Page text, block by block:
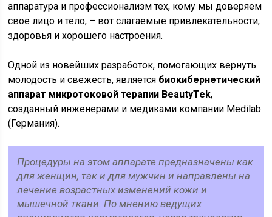
аппаратура и профессионализм тех, кому мы доверяем
свое лицо и тело, – вот слагаемые привлекательности,
здоровья и хорошего настроения.
Одной из новейших разработок, помогающих вернуть
молодость и свежесть, является биокибернетический
аппарат микротоковой терапии BeautyTek,
созданный инженерами и медиками компании Medilab
(Германия).
Процедуры на этом аппарате предназначены как
для женщин, так и для мужчин и направлены на
лечение возрастных изменений кожи и
мышечной ткани. По мнению ведущих